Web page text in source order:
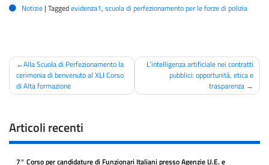
Notizie | Taggedevidenza1, scuola di perfezionamento per le forze di polizia
Navigazione
articoli
Alla Scuola di Perfezionamento la
cerimonia di benvenuto al XLI Corso
di Alta formazione
L’intelligenza artificiale nei contratti
pubblici: opportunità, etica e
trasparenza
Articoli recenti
7° Corso per candidature di Funzionari Italiani presso Agenzie U.E. e